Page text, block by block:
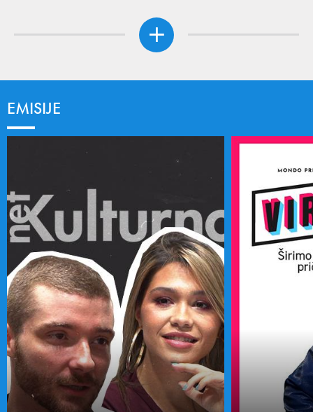
EMISIJE